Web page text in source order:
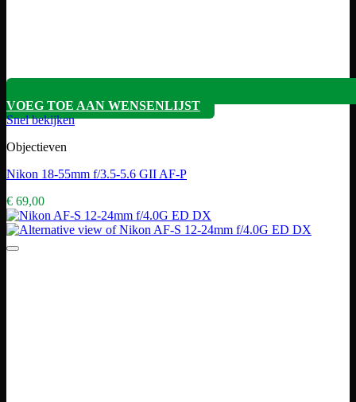
VOEG TOE AAN WENSENLIJST
Snel bekijken
Objectieven
Nikon 18-55mm f/3.5-5.6 GII AF-P
€ 69,00